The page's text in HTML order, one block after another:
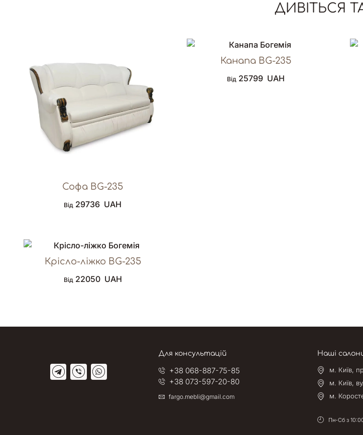
ДИВІТЬСЯ
Софа BG-235
Від 29736 UAH
Канапа BG-235
Від 25799 UAH
Крісло-ліжко BG-235
Від 22050 UAH
Для консультацій
+38 068-887-75-85
+38 073-597-20-80
fargo.mebli@gmail.com
Наші
м. Київ,
м. Київ,
м.
Пн-Сб з